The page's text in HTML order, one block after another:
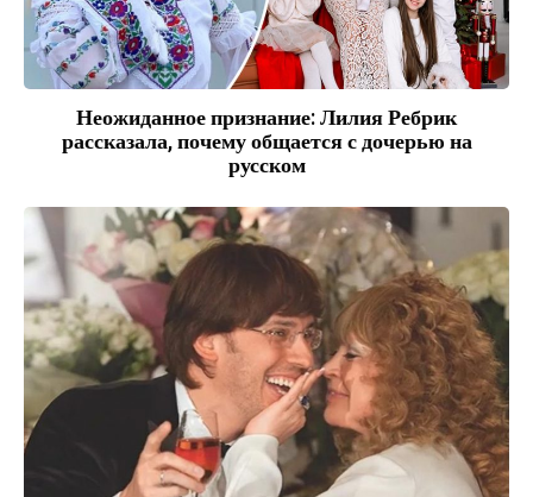
Неожиданное признание: Лилия Ребрик
рассказала, почему общается с дочерью на
русском